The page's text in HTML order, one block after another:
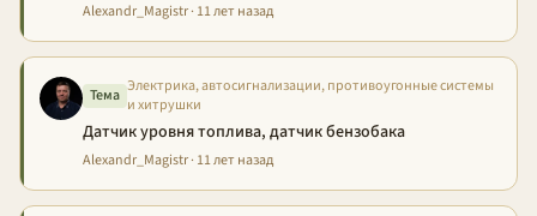
Alexandr_Magistr · 11 лет назад
Тема Электрика, автосигнализации, противоугонные системы
и хитрушки
Датчик уровня топлива, датчик бензобака
Alexandr_Magistr · 11 лет назад